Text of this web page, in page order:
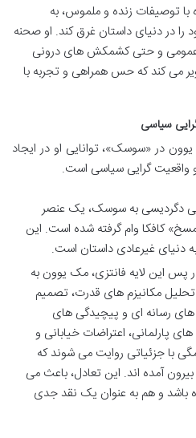
با توصیفات زنده و ملموس، به
در دنیای داستان غرق کند. او صحنه
و حتی کشمکش های درونی
می کند که حس همراهی و تجربه با
سیاسی
در «سوسک»، توانایی او در ایجاد
واقعیت گرایی سیاسی است.
دگردیسی به سوسک، یک عنصر
کافکا وام گرفته شده است. این
دنیای غیرعادی داستان است.
پس این لایه فانتزی، مک یوون به
تحلیل مکانیزم های قدرت، تصمیم
رسانه ای و پیچیدگی های
پارلمانی، اعتراضات خیابانی و
با جزئیاتی روایت می شوند که
بیرون آمده اند. این تعادل، باعث می
باشد و هم به عنوان یک نقد جدی